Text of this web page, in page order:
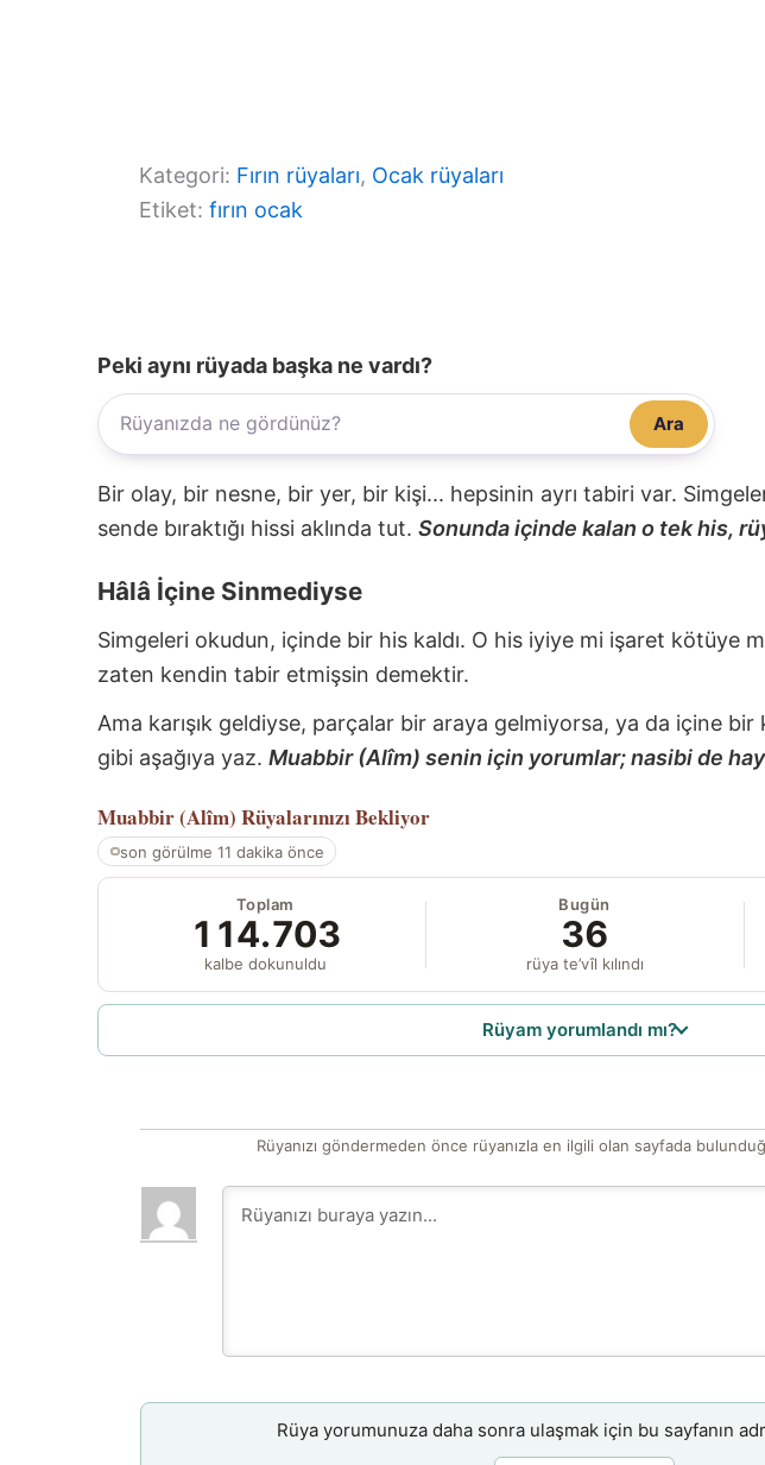
Kategori: Fırın rüyaları, Ocak rüyaları
Etiket: fırın ocak
Peki aynı rüyada başka ne vardı?
Ara
Bir olay, bir nesne, bir yer, bir kişi... hepsinin ayrı tabiri var.
sende bıraktığı hissi aklında tut. Sonunda içinde kalan o tek his,
Hâlâ İçine Sinmediyse
Simgeleri okudun, içinde bir his kaldı. O his iyiye mi işaret kötüye
zaten kendin tabir etmişsin demektir.
Ama karışık geldiyse, parçalar bir araya gelmiyorsa, ya da içine bir
gibi aşağıya yaz. Muabbir (Alîm) senin için yorumlar; nasibi de
Muabbir (Alîm) Rüyalarınızı Bekliyor
son görülme 11 dakika önce
Toplam
114.703
kalbe dokunuldu
Bugün
36
rüya te’vîl kılındı
Rüyam yorumlandı mı?
Rüyanızı göndermeden önce rüyanızla en ilgili olan sayfada
Rüya yorumunuza daha sonra ulaşmak için bu sayfanın